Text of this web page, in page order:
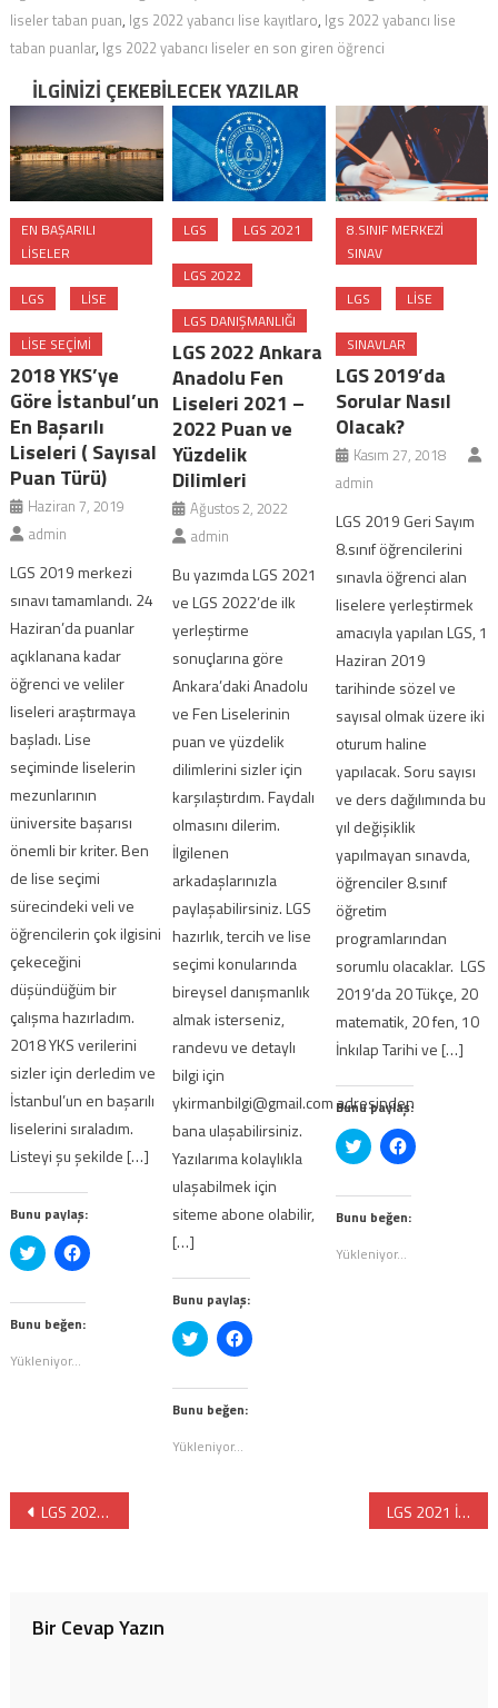
liseler taban puan, lgs 2022 yabancı lise kayıtlaro, lgs 2022 yabancı lise
taban puanlar, lgs 2022 yabancı liseler en son giren öğrenci
İLGINIZI ÇEKEBILECEK YAZILAR
EN BAŞARILI
LISELER
LGS LISE
LISE SEÇIMI
2018 YKS’ye
Göre İstanbul’un
En Başarılı
Liseleri ( Sayısal
Puan Türü)
Haziran 7, 2019
admin
LGS 2019 merkezi
sınavı tamamlandı. 24
Haziran’da puanlar
açıklanana kadar
öğrenci ve veliler
liseleri araştırmaya
başladı. Lise
seçiminde liselerin
mezunlarının
üniversite başarısı
önemli bir kriter. Ben
de lise seçimi
sürecindeki veli ve
öğrencilerin çok ilgisini
çekeceğini
düşündüğüm bir
çalışma hazırladım.
2018 YKS verilerini
sizler için derledim ve
İstanbul’un en başarılı
liselerini sıraladım.
Listeyi şu şekilde […]
Bunu paylaş:
Twitter
üzerinde
tıklayın
(Yeni
pencerede
Facebook'ta
paylaşmak
(Yeni
pencerede
Bunu beğen:
Yükleniyor...
LGS LGS 2021
LGS 2022
LGS DANIŞMANLIĞI
LGS 2022 Ankara
Anadolu Fen
Liseleri 2021 –
2022 Puan ve
Yüzdelik
Dilimleri
Ağustos 2, 2022
admin
Bu yazımda LGS 2021
ve LGS 2022’de ilk
yerleştirme
sonuçlarına göre
Ankara’daki Anadolu
ve Fen Liselerinin
puan ve yüzdelik
dilimlerini sizler için
karşılaştırdım. Faydalı
olmasını dilerim.
İlgilenen
arkadaşlarınızla
paylaşabilirsiniz. LGS
hazırlık, tercih ve lise
seçimi konularında
bireysel danışmanlık
almak isterseniz,
randevu ve detaylı
bilgi için
ykirmanbilgi@gmail.com adresinden
bana ulaşabilirsiniz.
Yazılarıma kolaylıkla
ulaşabilmek için
siteme abone olabilir,
[…]
Bunu paylaş:
Twitter
üzerinde
tıklayın
(Yeni
pencerede
Facebook'ta
paylaşmak
(Yeni
pencerede
Bunu beğen:
Yükleniyor...
8.SINIF MERKEZI
SINAV
LGS LISE
SINAVLAR
LGS 2019’da
Sorular Nasıl
Olacak?
Kasım 27, 2018
admin
LGS 2019 Geri Sayım
8.sınıf öğrencilerini
sınavla öğrenci alan
liselere yerleştirmek
amacıyla yapılan LGS, 1
Haziran 2019
tarihinde sözel ve
sayısal olmak üzere iki
oturum haline
yapılacak. Soru sayısı
ve ders dağılımında bu
yıl değişiklik
yapılmayan sınavda,
öğrenciler 8.sınıf
öğretim
programlarından
sorumlu olacaklar. LGS
2019’da 20 Tükçe, 20
matematik, 20 fen, 10
İnkılap Tarihi ve […]
Bunu paylaş:
Twitter
üzerinde
tıklayın
(Yeni
pencerede
Facebook'ta
paylaşmak
(Yeni
pencerede
Bunu beğen:
Yükleniyor...
Yazı
LGS 2022 Özel Türk Liselerin Taban Puanları ve Kontenjanları LGS 2021 İstanbul’daki İlk 15 Anadolu ve Fen Lisesinin Taban Puanı Yüzdelik Dilimi ve Neti
Bir Cevap Yazın